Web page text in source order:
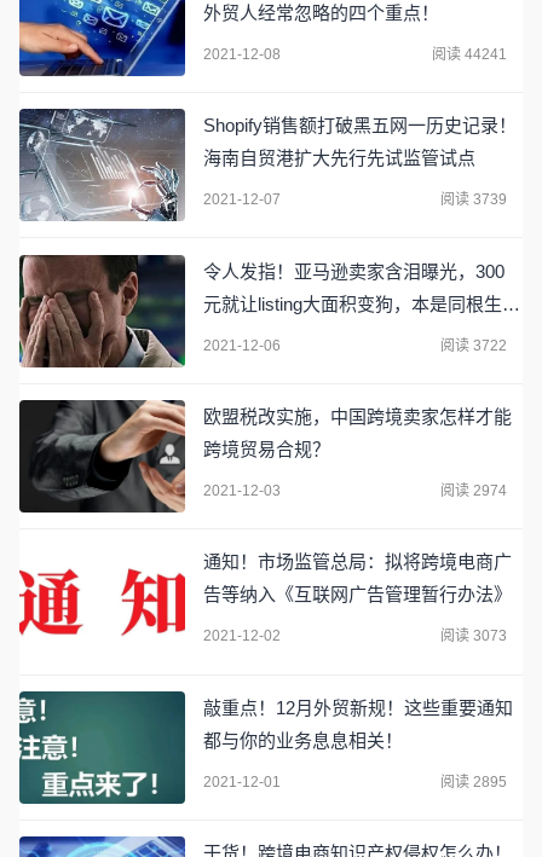
外贸人经常忽略的四个重点！
2021-12-08 阅读 44241
Shopify销售额打破黑五网一历史记录！
海南自贸港扩大先行先试监管试点
2021-12-07 阅读 3739
令人发指！亚马逊卖家含泪曝光，300
元就让listing大面积变狗，本是同根生相
煎何太急！
2021-12-06 阅读 3722
欧盟税改实施，中国跨境卖家怎样才能
跨境贸易合规？
2021-12-03 阅读 2974
通知！市场监管总局：拟将跨境电商广
告等纳入《互联网广告管理暂行办法》
2021-12-02 阅读 3073
敲重点！12月外贸新规！这些重要通知
都与你的业务息息相关！
2021-12-01 阅读 2895
干货！跨境电商知识产权侵权怎么办！